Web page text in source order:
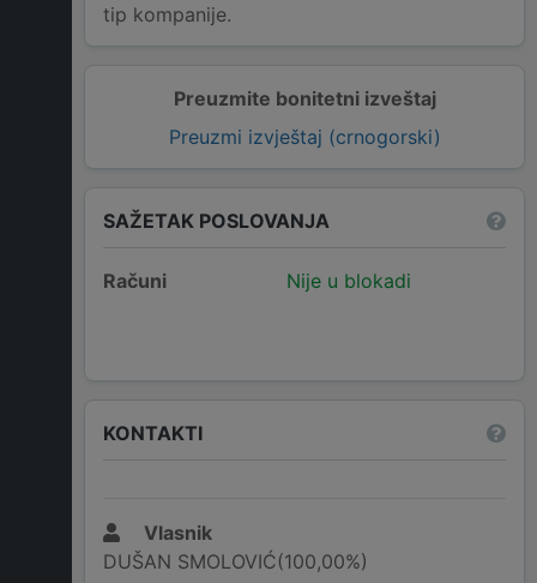
Preuzmite bonitetni izveštaj
Preuzmi izvještaj (crnogorski)
tip kompanije.
SAŽETAK POSLOVANJA
Računi Nije u blokadi
KONTAKTI
Vlasnik
DUŠAN SMOLOVIĆ(100,00%)